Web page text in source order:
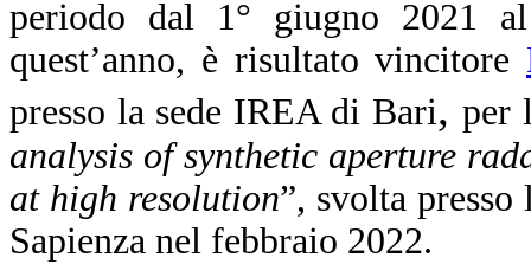
periodo dal 1° giugno 2021
quest’anno, è risultato vincitore
presso la sede IREA di Bari,per
analysis of synthetic aperture
at high resolution”, svolta presso
Sapienza nel febbraio 2022.